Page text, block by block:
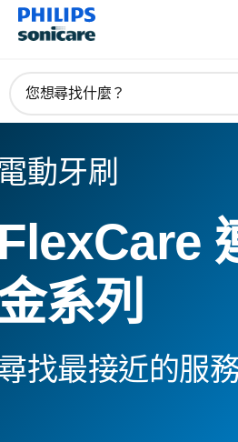
您想尋找什麼？
動牙刷
系列
找最接近的服